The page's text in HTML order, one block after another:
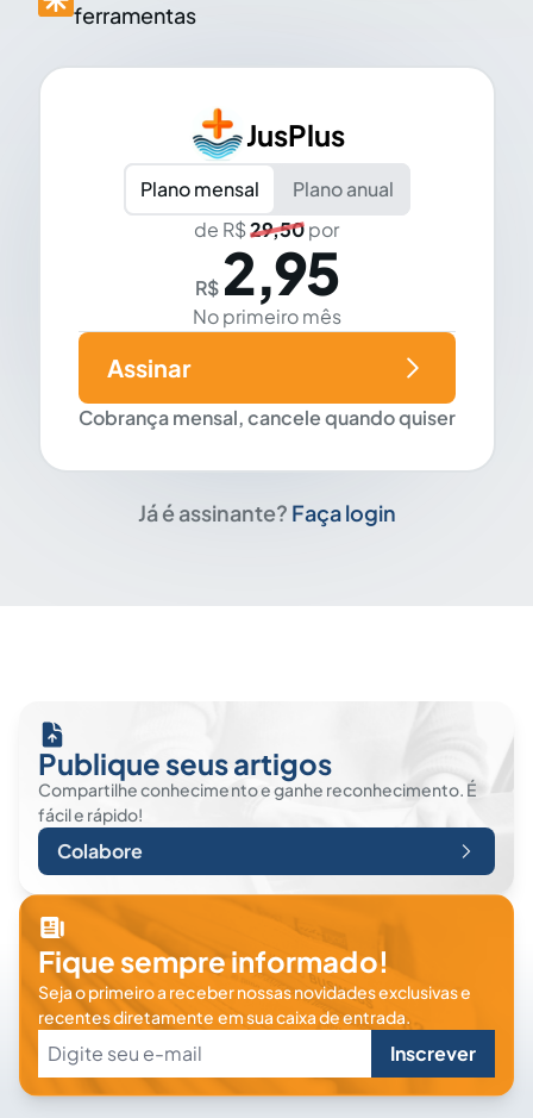
ferramentas
JusPlus
Plano mensal
Plano anual
de R$29,50por
R$ 2,95
No primeiro mês
Cobrança mensal, cancele quando quiser
Assinar
Já é assinante? Faça login
Publique seus artigos
Compartilhe conhecimento e ganhe reconhecimento. É
fácil e rápido!
Colabore
Fique sempre informado!
Seja o primeiro a receber nossas novidades exclusivas e
recentes diretamente em sua caixa de entrada.
Inscrever